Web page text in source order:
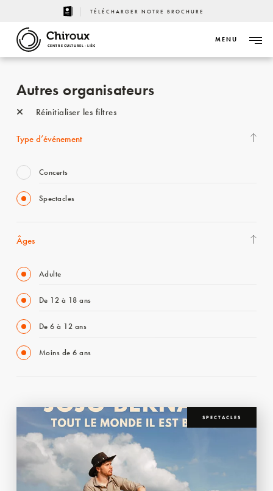
TÉLÉCHARGER NOTRE BROCHURE
CENTRE CULTUREL - LIÈGE
MENU
Autres organisateurs
Réinitialiser les filtres
Type d’événement
Concerts
Spectacles
Âges
Adulte
De 12 à 18 ans
De 6 à 12 ans
Moins de 6 ans
SPECTACLES